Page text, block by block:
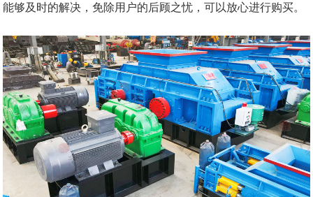
能够及时的解决，免除用户的后顾之忧，可以放心进行购买。